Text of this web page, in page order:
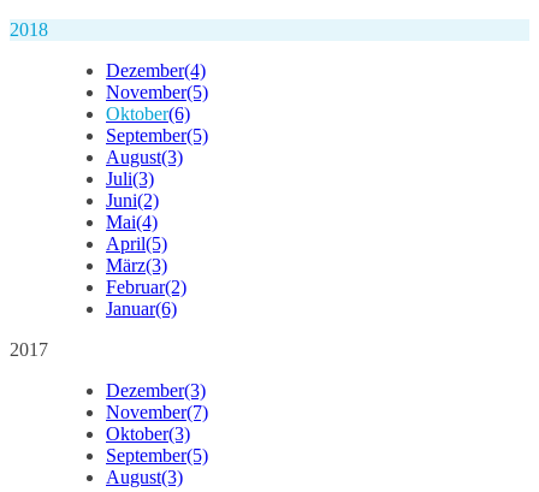
2018
Dezember(4)
November(5)
Oktober(6)
September(5)
August(3)
Juli(3)
Juni(2)
Mai(4)
April(5)
März(3)
Februar(2)
Januar(6)
2017
Dezember(3)
November(7)
Oktober(3)
September(5)
August(3)